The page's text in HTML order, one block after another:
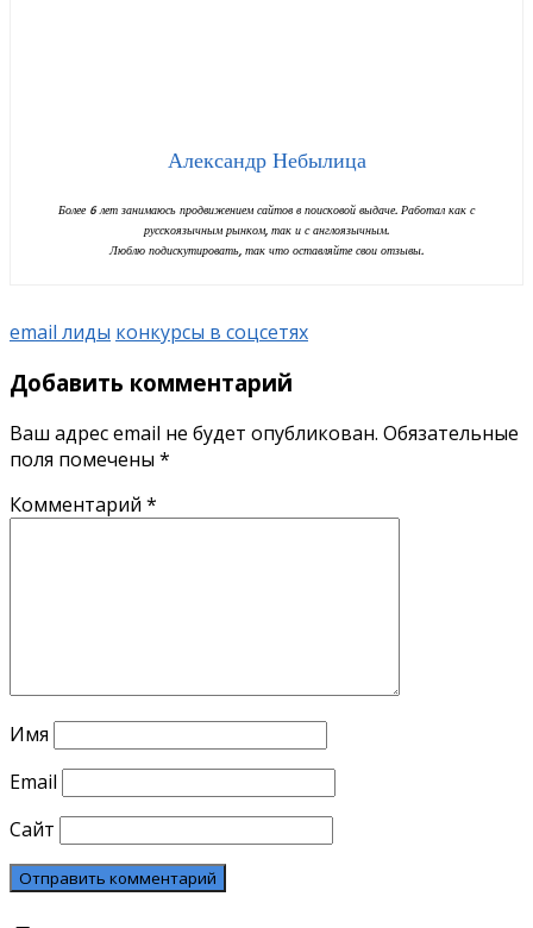
Александр Небылица
Более 6 лет занимаюсь продвижением сайтов в поисковой выдаче. Работал как с
русскоязычным рынком, так и с англоязычным.
Люблю подискутировать, так что оставляйте свои отзывы.
email лиды конкурсы в соцсетях
Добавить комментарий
Ваш адрес email не будет опубликован. Обязательные
поля помечены *
Комментарий *
Имя
Email
Сайт